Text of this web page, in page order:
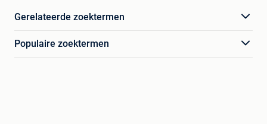
Gerelateerde zoektermen
Populaire zoektermen